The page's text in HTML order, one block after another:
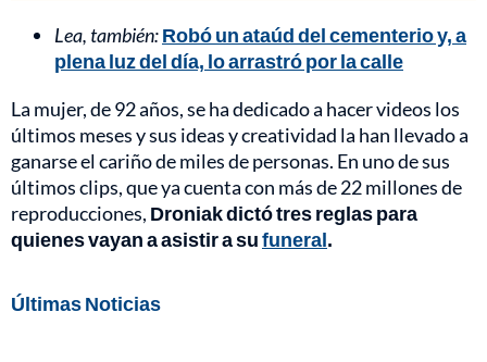
Lea, también:Robó un ataúd del cementerio y, a
plena luz del día, lo arrastró por la calle
La mujer, de 92 años, se ha dedicado a hacer videos los
últimos meses y sus ideas y creatividad la han llevado a
ganarse el cariño de miles de personas. En uno de sus
últimos clips, que ya cuenta con más de 22 millones de
reproducciones, Droniak dictó tres reglas para
quienes vayan a asistir a sufuneral.
Últimas Noticias